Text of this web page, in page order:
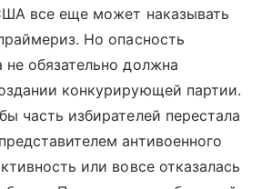
все еще может наказывать
Но опасность
обязательно должна
конкурирующей партии.
часть избирателей перестала
антивоенного
или вовсе отказалась